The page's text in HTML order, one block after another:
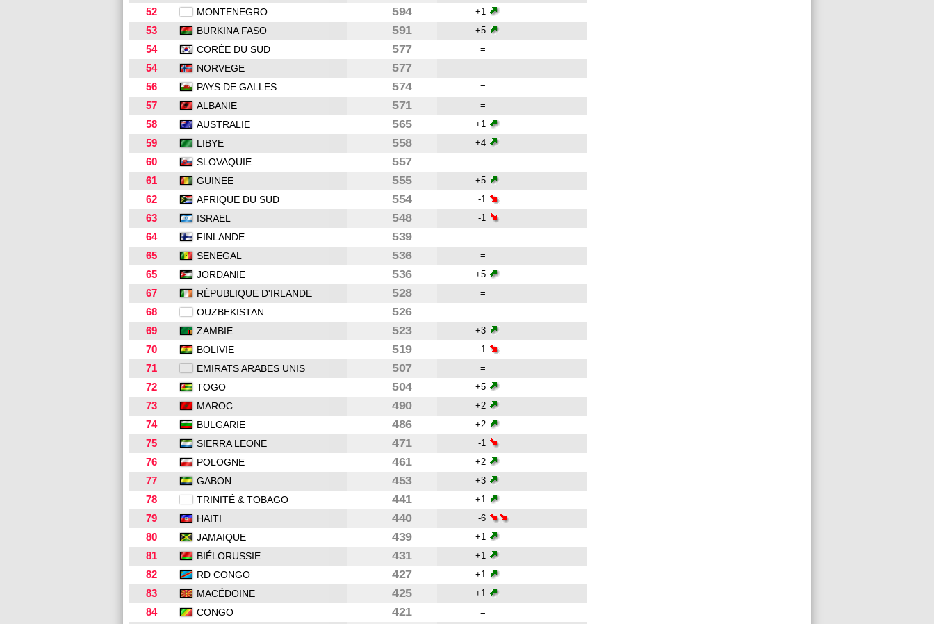
52 MONTENEGRO 594 +1
53 BURKINA FASO 591 +5
54 CORÉE DU SUD 577 =
54 NORVEGE 577 =
56 PAYS DE GALLES 574 =
57 ALBANIE 571 =
58 AUSTRALIE 565 +1
59 LIBYE 558 +4
60 SLOVAQUIE 557 =
61 GUINEE 555 +5
62 AFRIQUE DU SUD 554 -1
63 ISRAEL 548 -1
64 FINLANDE 539 =
65 SENEGAL 536 =
65 JORDANIE 536 +5
67 RÉPUBLIQUE D'IRLANDE 528 =
68 OUZBEKISTAN 526 =
69 ZAMBIE 523 +3
70 BOLIVIE 519 -1
71 EMIRATS ARABES UNIS 507 =
72 TOGO 504 +5
73 MAROC 490 +2
74 BULGARIE 486 +2
75 SIERRA LEONE 471 -1
76 POLOGNE 461 +2
77 GABON 453 +3
78 TRINITÉ & TOBAGO 441 +1
79 HAITI 440 -6
80 JAMAIQUE 439 +1
81 BIÉLORUSSIE 431 +1
82 RD CONGO 427 +1
83 MACÉDOINE 425 +1
84 CONGO 421 =